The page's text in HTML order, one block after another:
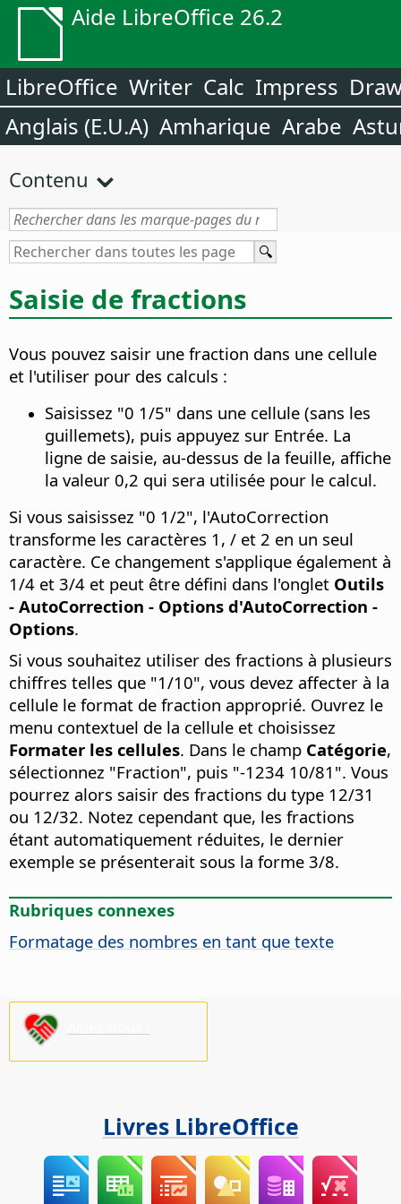
Aide LibreOffice 26.2
LibreOffice Writer Calc Impress
Anglais (E.U.A) Amharique Arabe
Contenu
Saisie de fractions
Vous pouvez saisir une fraction dans une cellule
et l'utiliser pour des calculs :
Saisissez "0 1/5" dans une cellule (sans les
guillemets), puis appuyez sur Entrée. La
ligne de saisie, au-dessus de la feuille, affiche
la valeur 0,2 qui sera utilisée pour le calcul.
Si vous saisissez "0 1/2", l'AutoCorrection
transforme les caractères 1, / et 2 en un seul
caractère. Ce changement s'applique également à
1/4 et 3/4 et peut être défini dans l'onglet Outils
- AutoCorrection - Options d'AutoCorrection -
Options.
Si vous souhaitez utiliser des fractions à plusieurs
chiffres telles que "1/10", vous devez affecter à la
cellule le format de fraction approprié. Ouvrez le
menu contextuel de la cellule et choisissez
Formater les cellules. Dans le champ Catégorie,
sélectionnez "Fraction", puis "-1234 10/81". Vous
pourrez alors saisir des fractions du type 12/31
ou 12/32. Notez cependant que, les fractions
étant automatiquement réduites, le dernier
exemple se présenterait sous la forme 3/8.
Rubriques connexes
Formatage des nombres en tant que texte
Livres LibreOffice